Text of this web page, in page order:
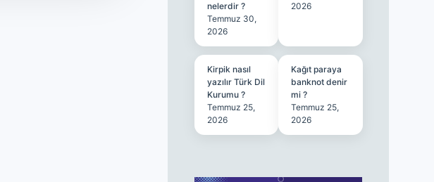
nelerdir ?
Temmuz 30,
2026
2026
Kirpik nasıl
yazılır Türk Dil
Kurumu ?
Temmuz 25,
2026
Kağıt paraya
banknot denir
mi ?
Temmuz 25,
2026